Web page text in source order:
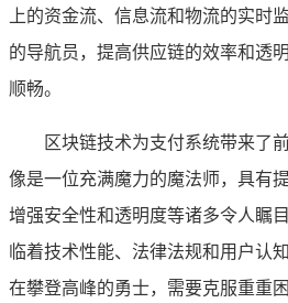
上的资金流、信息流和物流的实时
的导航员，提高供应链的效率和透
顺畅。
区块链技术为支付系统带来了
像是一位充满魔力的魔法师，具有
增强安全性和透明度等诸多令人瞩
临着技术性能、法律法规和用户认
在攀登高峰的勇士，需要克服重重